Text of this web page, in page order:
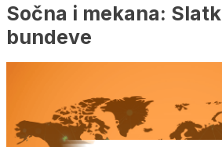
Sočna i mekana:
bundeve